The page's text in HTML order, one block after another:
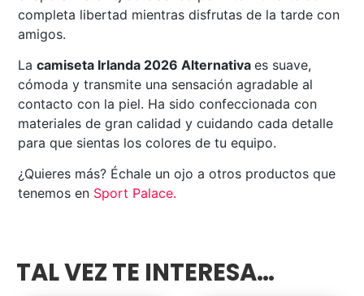
completa libertad mientras disfrutas de la tarde con
amigos.
Lacamiseta Irlanda 2026 Alternativaes suave,
cómoda y transmite una sensación agradable al
contacto con la piel. Ha sido confeccionada con
materiales de gran calidad y cuidando cada detalle
para que sientas los colores de tu equipo.
¿Quieres más? Échale un ojo a otros productos que
tenemos en Sport Palace.
TAL VEZ TE INTERESA…